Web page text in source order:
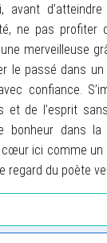
avant
ne pas profiter
merveilleuse
le passé dans
confiance.
et de l’esprit
bonheur dans la
ici comme un
regard du poète